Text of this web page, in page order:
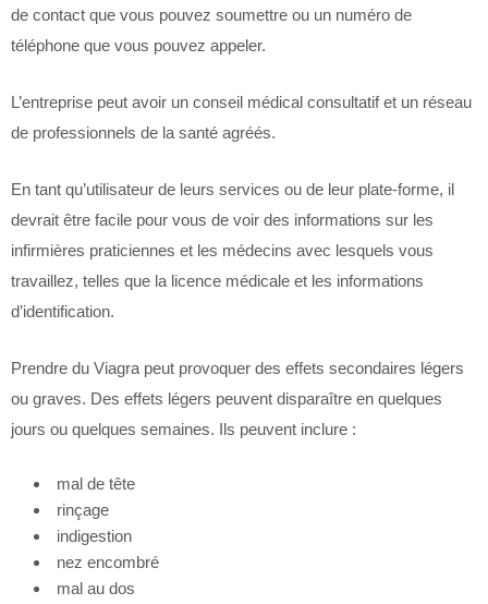
de contact que vous pouvez soumettre ou un numéro de
téléphone que vous pouvez appeler.
L’entreprise peut avoir un conseil médical consultatif et un réseau
de professionnels de la santé agréés.
En tant qu’utilisateur de leurs services ou de leur plate-forme, il
devrait être facile pour vous de voir des informations sur les
infirmières praticiennes et les médecins avec lesquels vous
travaillez, telles que la licence médicale et les informations
d’identification.
Prendre du Viagra peut provoquer des effets secondaires légers
ou graves. Des effets légers peuvent disparaître en quelques
jours ou quelques semaines. Ils peuvent inclure :
mal de tête
rinçage
indigestion
nez encombré
mal au dos